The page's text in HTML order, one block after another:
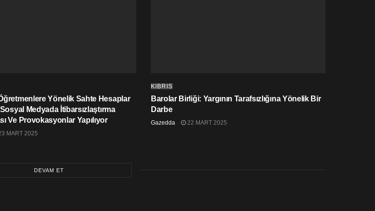
Yönelik Sahte Hesaplar
Medyada İtibarsızlaştırma
Ve Provokasyonlar Yapılıyor
MART 2025
KIBRIS
Barolar Birliği: Yargının Tarafsızlığına Yönelik Bir
Darbe
Gazedda 22 MART 2025
DEVAM ET